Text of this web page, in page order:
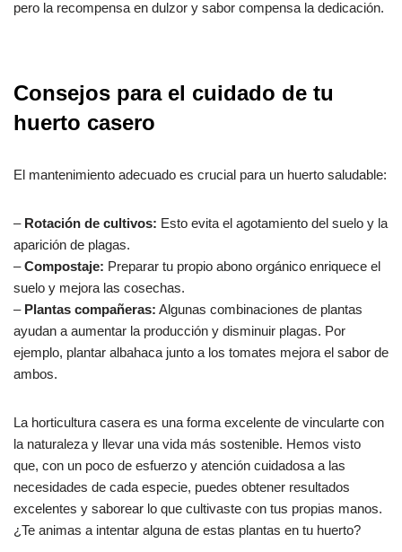
pero la recompensa en dulzor y sabor compensa la dedicación.
Consejos para el cuidado de tu
huerto casero
El mantenimiento adecuado es crucial para un huerto saludable:
– Rotación de cultivos: Esto evita el agotamiento del suelo y la
aparición de plagas.
–Compostaje: Preparar tu propio abono orgánico enriquece el
suelo y mejora las cosechas.
– Plantas compañeras: Algunas combinaciones de plantas
ayudan a aumentar la producción y disminuir plagas. Por
ejemplo, plantar albahaca junto a los tomates mejora el sabor de
ambos.
La horticultura casera es una forma excelente de vincularte con
la naturaleza y llevar una vida más sostenible. Hemos visto
que, con un poco de esfuerzo y atención cuidadosa a las
necesidades de cada especie, puedes obtener resultados
excelentes y saborear lo que cultivaste con tus propias manos.
¿Te animas a intentar alguna de estas plantas en tu huerto?